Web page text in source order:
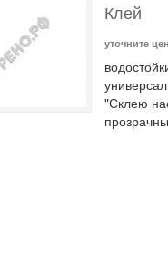
Клей
уточните
"Склею